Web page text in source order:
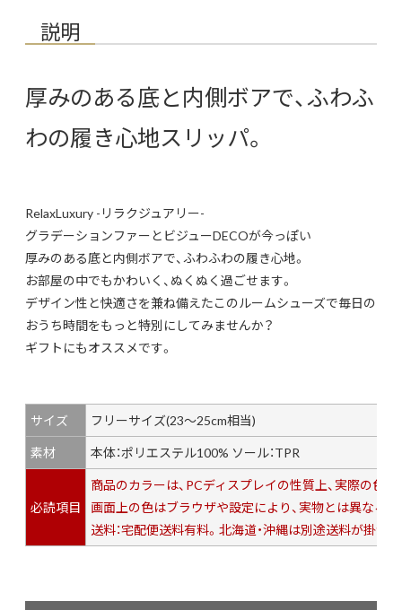
説明
厚みのある底と内側ボアで、ふわふ
わの履き心地スリッパ。
RelaxLuxury -リラクジュアリー-
グラデーションファーとビジューDECOが今っぽい
厚みのある底と内側ボアで、ふわふわの履き心地。
お部屋の中でもかわいく、ぬくぬく過ごせます。
デザイン性と快適さを兼ね備えたこのルームシューズで毎日の
おうち時間をもっと特別にしてみませんか？
ギフトにもオススメです。
サイズ
フリーサイズ(23～25cm相当)
素材
本体：ポリエステル100% ソール：TPR
必読項目
商品のカラーは、PCディスプレイの性質上、実際の色
画面上の色はブラウザや設定により、実物とは異なる
送料：宅配便送料有料。北海道・沖縄は別途送料が掛か